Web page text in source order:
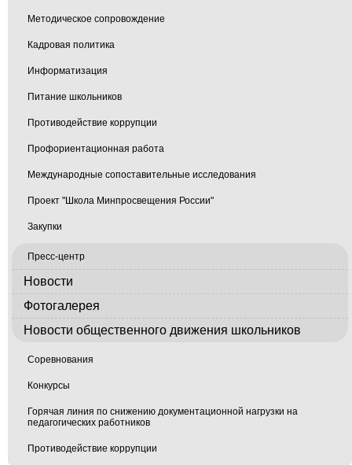
Методическое сопровождение
Кадровая политика
Информатизация
Питание школьников
Противодействие коррупции
Профориентационная работа
Международные сопоставительные исследования
Проект "Школа Минпросвещения России"
Закупки
Пресс-центр
Новости
Фотогалерея
Новости общественного движения школьников
Соревнования
Конкурсы
Горячая линия по снижению документационной нагрузки на
педагогических работников
Противодействие коррупции